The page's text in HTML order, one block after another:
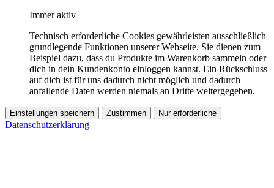
Immer aktiv
Technisch erforderliche Cookies gewährleisten ausschließlich
grundlegende Funktionen unserer Webseite. Sie dienen zum
Beispiel dazu, dass du Produkte im Warenkorb sammeln oder
dich in dein Kundenkonto einloggen kannst. Ein Rückschluss
auf dich ist für uns dadurch nicht möglich und dadurch
anfallende Daten werden niemals an Dritte weitergegeben.
Einstellungen speichern Zustimmen Nur erforderliche
Datenschutzerklärung